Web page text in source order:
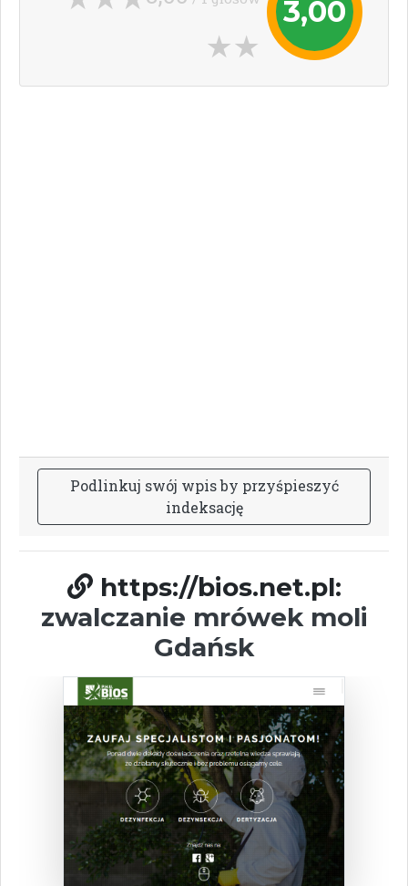
3,00
Podlinkuj swój wpisby przyśpieszyć
indeksację
https://bios.net.pl:
zwalczanie mrówek moli
Gdańsk